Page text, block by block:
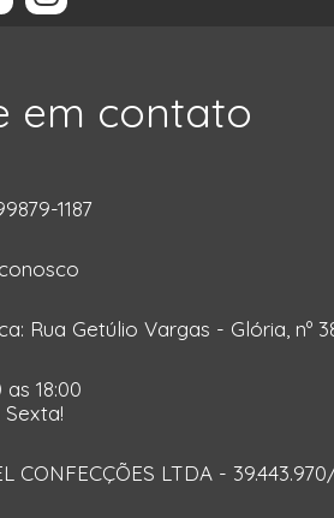
em contato
1187
Rua Getúlio Vargas - Glória, nº
as 18:00
Sexta!
CONFECÇÕES LTDA -